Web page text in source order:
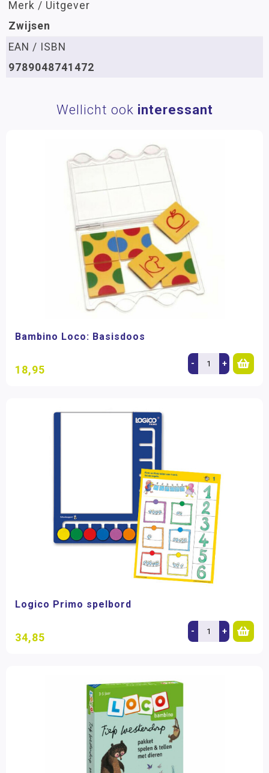
Merk / Uitgever
Zwijsen
EAN / ISBN
9789048741472
Wellicht ook interessant
Bambino Loco: Basisdoos
18,95 - +
Logico Primo spelbord
34,85 - +